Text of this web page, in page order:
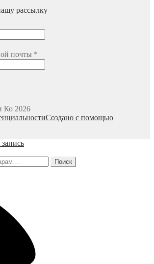
рассылку
почты *
Ко 2026
Создано с помощью
Поиск